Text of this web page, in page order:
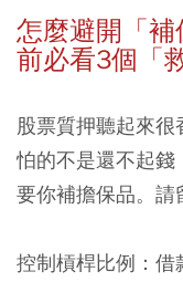
怎麼避開「
前必看3個「
股票質押聽起來
怕的不是還不起錢
要你補擔保品。請
控制槓桿比例： 借